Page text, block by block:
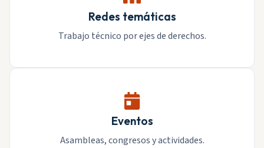
Redes temáticas
Trabajo técnico por ejes de derechos.
Eventos
Asambleas, congresos y actividades.